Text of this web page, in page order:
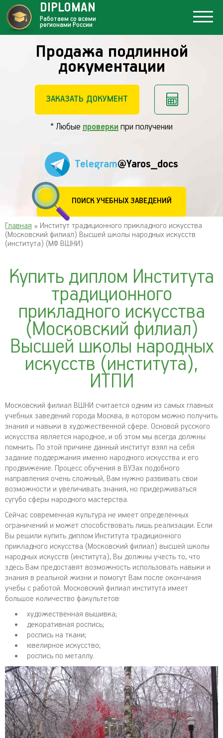
Продажа подлинной
документации
ЗАКАЗАТЬ ДОКУМЕНТ
* Любые проверки при получении
Telegram@Yaros_docs
ПОИСК УЧЕБНЫХ ЗАВЕДЕНИЙ
DIPLOMAN
Работаем со всеми
регионами России
Главная » Институт традиционного прикладного искусства
(Московский филиал) Высшей школы народных искусств
(института) (МФ ВШНИ)
Купить диплом Института
традиционного
прикладного искусства
(Московский филиал)
Высшей школы народных
искусств (института),
ИТПИ
Московский филиал ВШНИ считается одним из самых главных
учебных заведений города Москва, в котором можно получить
знания и навыки в художественной сфере. Основой русского
искусства является народное, и об этом мы всегда должны
помнить. По этой причине данный институт взял на себя
задание поддержания именно народного искусства и его
продвижение. Процесс обучения в ВУЗах подобного
направления очень сложный, Вам нужно развивать свои
возможности и увеличивать знания, но придерживаться
сугубо сферы народного мастерства.
Сейчас современная культура не имеет определенных
ограничений и может способствовать лишь реализации. Если
Вы решили купить диплом Института традиционного
прикладного искусства (Московский филиал) высшей школы
народных искусств (института), Вы должны учесть то, что
здесь Вам предоставят возможность использовать навыки и
знания в реальной жизни и помогут Вам после окончания
учебы с работой. Московский филиал института имеет
большое количество факультетов:
художественная вышивка;
декоративная роспись;
роспись на ткани;
ювелирное искусство;
роспись по металлу.